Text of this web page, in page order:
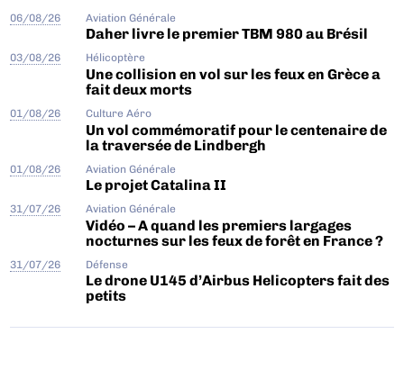
06/08/26 Aviation Générale
Daher livre le premier TBM 980 au Brésil
03/08/26 Hélicoptère
Une collision en vol sur les feux en Grèce a
fait deux morts
01/08/26 Culture Aéro
Un vol commémoratif pour le centenaire de
la traversée de Lindbergh
01/08/26 Aviation Générale
Le projet Catalina II
31/07/26 Aviation Générale
Vidéo – A quand les premiers largages
nocturnes sur les feux de forêt en France ?
31/07/26 Défense
Le drone U145 d’Airbus Helicopters fait des
petits